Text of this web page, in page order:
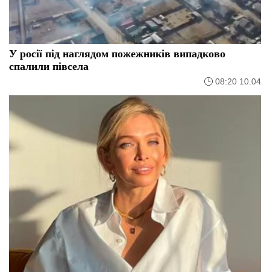
У росії під наглядом пожежників випадково
спалили півсела
08:20 10.04